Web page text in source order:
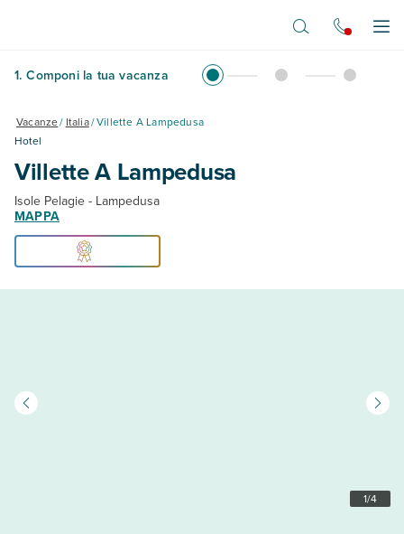
1. Componi la tua vacanza
Vacanze/ Italia/Villette A Lampedusa
Hotel
Villette A Lampedusa
Isole Pelagie - Lampedusa
MAPPA
1/4